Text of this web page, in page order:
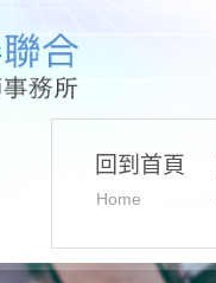
回到首頁
Home